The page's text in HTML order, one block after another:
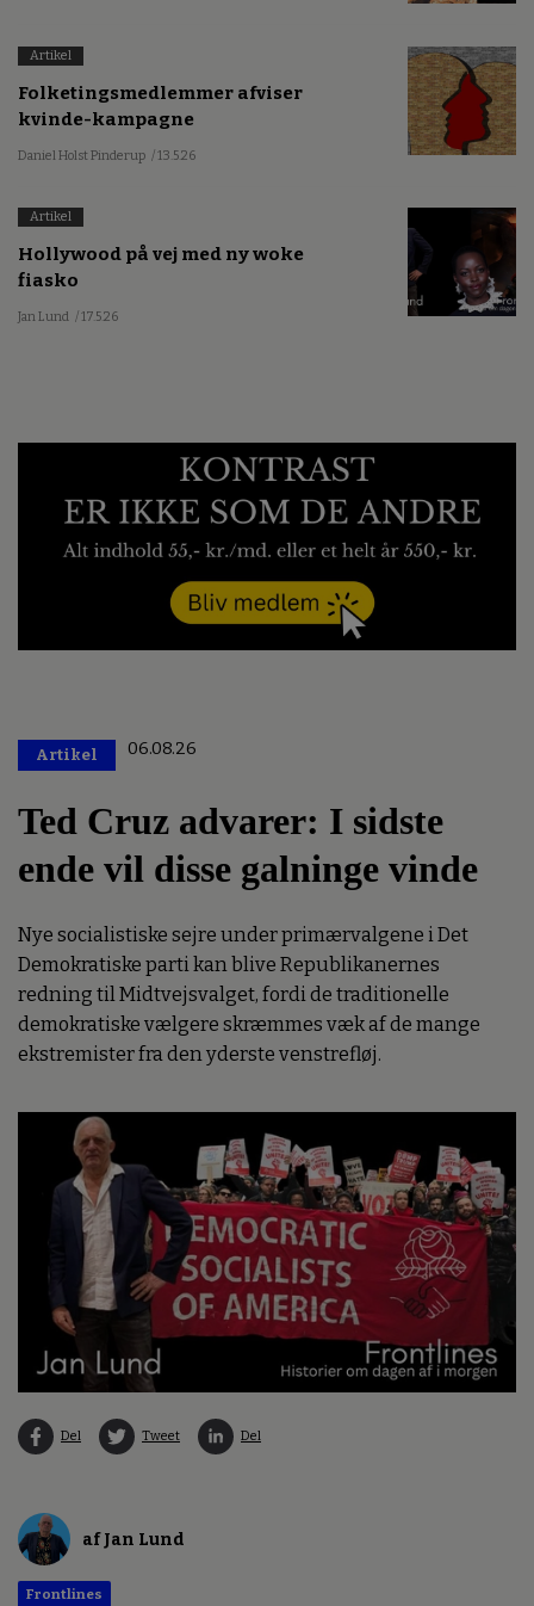
Artikel
Folketingsmedlemmer afviser
kvinde-kampagne
Daniel Holst Pinderup / 13.5.26
Artikel
Hollywood på vej med ny woke
fiasko
Jan Lund / 17.5.26
Artikel 06.08.26
Ted Cruz advarer: I sidste
ende vil disse galninge vinde
Nye socialistiske sejre under primærvalgene i Det
Demokratiske parti kan blive Republikanernes
redning til Midtvejsvalget, fordi de traditionelle
demokratiske vælgere skræmmes væk af de mange
ekstremister fra den yderste venstrefløj.
Del Tweet Del
af Jan Lund
Frontlines